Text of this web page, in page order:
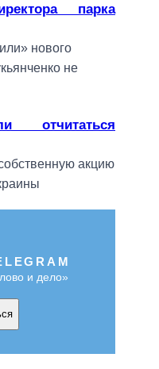
парка
нового
не
отчитаться
акцию
и дело»